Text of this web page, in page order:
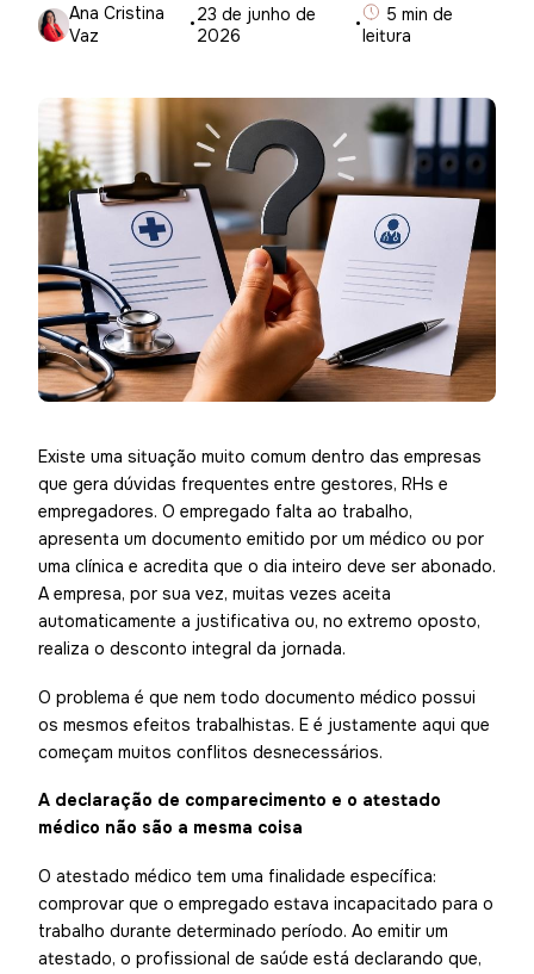
Ana Cristina
Vaz
·23 de junho de
2026
·
5 min de
leitura
Existe uma situação muito comum dentro das empresas
que gera dúvidas frequentes entre gestores, RHs e
empregadores. O empregado falta ao trabalho,
apresenta um documento emitido por um médico ou por
uma clínica e acredita que o dia inteiro deve ser abonado.
A empresa, por sua vez, muitas vezes aceita
automaticamente a justificativa ou, no extremo oposto,
realiza o desconto integral da jornada.
O problema é que nem todo documento médico possui
os mesmos efeitos trabalhistas. E é justamente aqui que
começam muitos conflitos desnecessários.
A declaração de comparecimento e o atestado
médico não são a mesma coisa
O atestado médico tem uma finalidade específica:
comprovar que o empregado estava incapacitado para o
trabalho durante determinado período. Ao emitir um
atestado, o profissional de saúde está declarando que,